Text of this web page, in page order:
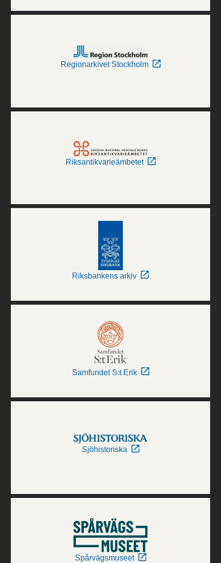
Regionarkivet Stockholm
Riksantikvarieämbetet
Riksbankens arkiv
Samfundet S:t Erik
Sjöhistoriska
Spårvägsmuseet